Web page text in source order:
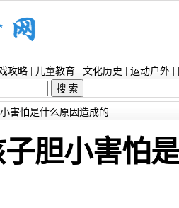
攻略 儿童教育 文化历史 运动户外
害怕是什么原因造成的
胆小害怕